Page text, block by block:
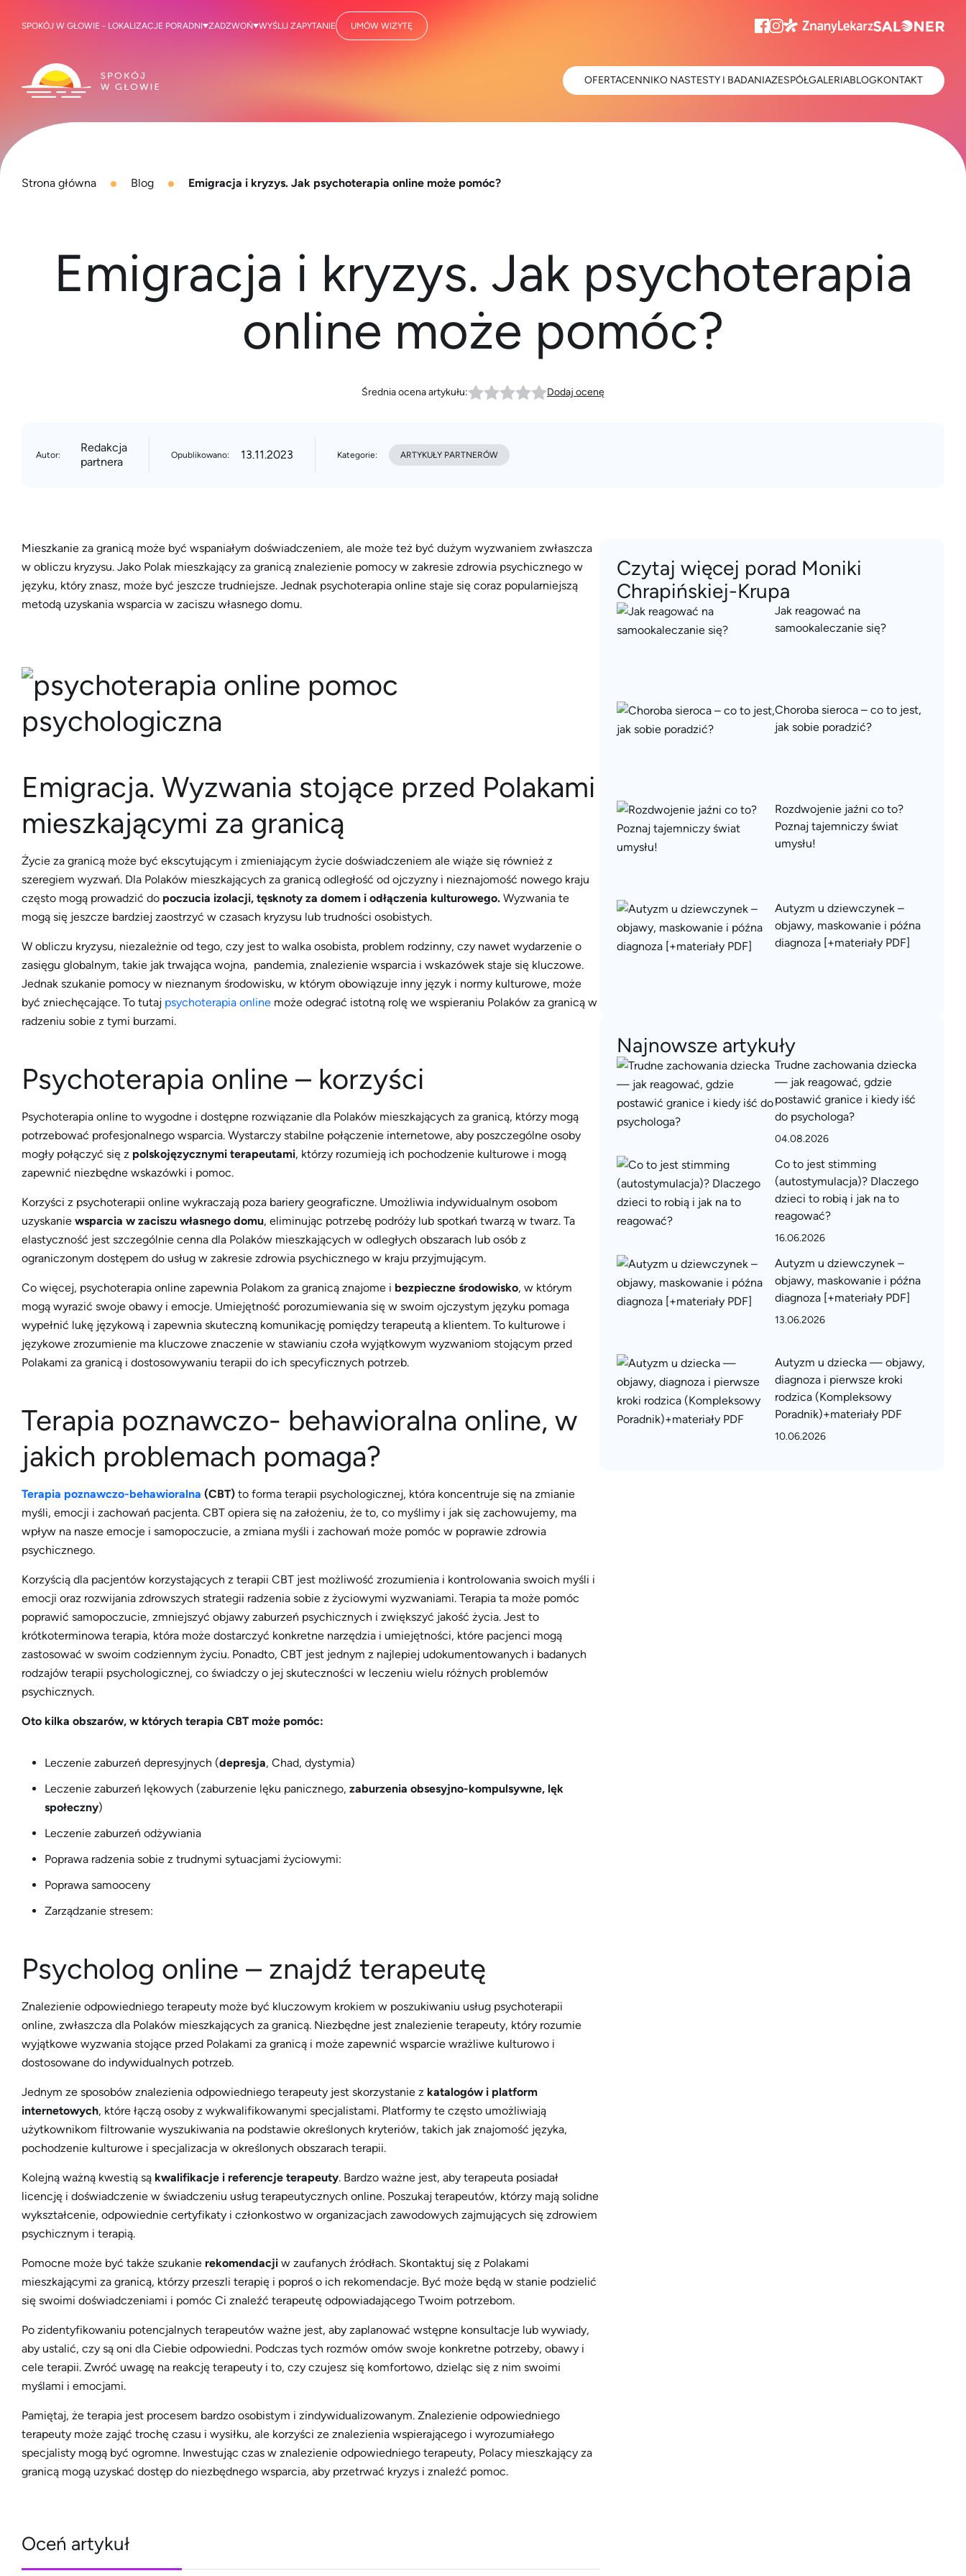
Strona główna Blog Emigracja i kryzys. Jak psychoterapia online może pomóc?
Emigracja i kryzys. Jak psychoterapia
online może pomóc?
Średnia ocena artykułu: Dodaj ocenę
Autor:
Redakcja
partnera
Opublikowano: 13.11.2023 Kategorie: ARTYKUŁY PARTNERÓW
Mieszkanie za granicą może być wspaniałym doświadczeniem, ale może też być dużym wyzwaniem zwłaszcza
w obliczu kryzysu. Jako Polak mieszkający za granicą znalezienie pomocy w zakresie zdrowia psychicznego w
języku, który znasz, może być jeszcze trudniejsze. Jednak psychoterapia online staje się coraz popularniejszą
metodą uzyskania wsparcia w zaciszu własnego domu.
Emigracja. Wyzwania stojące przed Polakami
mieszkającymi za granicą
Życie za granicą może być ekscytującym i zmieniającym życie doświadczeniem ale wiąże się również z
szeregiem wyzwań. Dla Polaków mieszkających za granicą odległość od ojczyzny i nieznajomość nowego kraju
często mogą prowadzić do poczucia izolacji, tęsknoty za domem i odłączenia kulturowego. Wyzwania te
mogą się jeszcze bardziej zaostrzyć w czasach kryzysu lub trudności osobistych.
W obliczu kryzysu, niezależnie od tego, czy jest to walka osobista, problem rodzinny, czy nawet wydarzenie o
zasięgu globalnym, takie jak trwająca wojna, pandemia, znalezienie wsparcia i wskazówek staje się kluczowe.
Jednak szukanie pomocy w nieznanym środowisku, w którym obowiązuje inny język i normy kulturowe, może
być zniechęcające. To tutaj psychoterapia online może odegrać istotną rolę we wspieraniu Polaków za granicą w
radzeniu sobie z tymi burzami.
Psychoterapia online – korzyści
Psychoterapia online to wygodne i dostępne rozwiązanie dla Polaków mieszkających za granicą, którzy mogą
potrzebować profesjonalnego wsparcia. Wystarczy stabilne połączenie internetowe, aby poszczególne osoby
mogły połączyć się z polskojęzycznymi terapeutami, którzy rozumieją ich pochodzenie kulturowe i mogą
zapewnić niezbędne wskazówki i pomoc.
Korzyści z psychoterapii online wykraczają poza bariery geograficzne. Umożliwia indywidualnym osobom
uzyskanie wsparcia w zaciszu własnego domu, eliminując potrzebę podróży lub spotkań twarzą w twarz. Ta
elastyczność jest szczególnie cenna dla Polaków mieszkających w odległych obszarach lub osób z
ograniczonym dostępem do usług w zakresie zdrowia psychicznego w kraju przyjmującym.
Co więcej, psychoterapia online zapewnia Polakom za granicą znajome i bezpieczne środowisko, w którym
mogą wyrazić swoje obawy i emocje. Umiejętność porozumiewania się w swoim ojczystym języku pomaga
wypełnić lukę językową i zapewnia skuteczną komunikację pomiędzy terapeutą a klientem. To kulturowe i
językowe zrozumienie ma kluczowe znaczenie w stawianiu czoła wyjątkowym wyzwaniom stojącym przed
Polakami za granicą i dostosowywaniu terapii do ich specyficznych potrzeb.
Terapia poznawczo- behawioralna online, w
jakich problemach pomaga?
Terapia poznawczo-behawioralna (CBT) to forma terapii psychologicznej, która koncentruje się na zmianie
myśli, emocji i zachowań pacjenta. CBT opiera się na założeniu, że to, co myślimy i jak się zachowujemy, ma
wpływ na nasze emocje i samopoczucie, a zmiana myśli i zachowań może pomóc w poprawie zdrowia
psychicznego.
Korzyścią dla pacjentów korzystających z terapii CBT jest możliwość zrozumienia i kontrolowania swoich myśli i
emocji oraz rozwijania zdrowszych strategii radzenia sobie z życiowymi wyzwaniami. Terapia ta może pomóc
poprawić samopoczucie, zmniejszyć objawy zaburzeń psychicznych i zwiększyć jakość życia. Jest to
krótkoterminowa terapia, która może dostarczyć konkretne narzędzia i umiejętności, które pacjenci mogą
zastosować w swoim codziennym życiu. Ponadto, CBT jest jednym z najlepiej udokumentowanych i badanych
rodzajów terapii psychologicznej, co świadczy o jej skuteczności w leczeniu wielu różnych problemów
psychicznych.
Oto kilka obszarów, w których terapia CBT może pomóc:
Leczenie zaburzeń depresyjnych (depresja, Chad, dystymia)
Leczenie zaburzeń lękowych (zaburzenie lęku panicznego, zaburzenia obsesyjno-kompulsywne, lęk
społeczny)
Leczenie zaburzeń odżywiania
Poprawa radzenia sobie z trudnymi sytuacjami życiowymi:
Poprawa samooceny
Zarządzanie stresem:
Psycholog online – znajdź terapeutę
Znalezienie odpowiedniego terapeuty może być kluczowym krokiem w poszukiwaniu usług psychoterapii
online, zwłaszcza dla Polaków mieszkających za granicą. Niezbędne jest znalezienie terapeuty, który rozumie
wyjątkowe wyzwania stojące przed Polakami za granicą i może zapewnić wsparcie wrażliwe kulturowo i
dostosowane do indywidualnych potrzeb.
Jednym ze sposobów znalezienia odpowiedniego terapeuty jest skorzystanie z katalogów i platform
internetowych, które łączą osoby z wykwalifikowanymi specjalistami. Platformy te często umożliwiają
użytkownikom filtrowanie wyszukiwania na podstawie określonych kryteriów, takich jak znajomość języka,
pochodzenie kulturowe i specjalizacja w określonych obszarach terapii.
Kolejną ważną kwestią są kwalifikacje i referencje terapeuty. Bardzo ważne jest, aby terapeuta posiadał
licencję i doświadczenie w świadczeniu usług terapeutycznych online. Poszukaj terapeutów, którzy mają solidne
wykształcenie, odpowiednie certyfikaty i członkostwo w organizacjach zawodowych zajmujących się zdrowiem
psychicznym i terapią.
Pomocne może być także szukanie rekomendacji w zaufanych źródłach. Skontaktuj się z Polakami
mieszkającymi za granicą, którzy przeszli terapię i poproś o ich rekomendacje. Być może będą w stanie podzielić
się swoimi doświadczeniami i pomóc Ci znaleźć terapeutę odpowiadającego Twoim potrzebom.
Po zidentyfikowaniu potencjalnych terapeutów ważne jest, aby zaplanować wstępne konsultacje lub wywiady,
aby ustalić, czy są oni dla Ciebie odpowiedni. Podczas tych rozmów omów swoje konkretne potrzeby, obawy i
cele terapii. Zwróć uwagę na reakcję terapeuty i to, czy czujesz się komfortowo, dzieląc się z nim swoimi
myślami i emocjami.
Pamiętaj, że terapia jest procesem bardzo osobistym i zindywidualizowanym. Znalezienie odpowiedniego
terapeuty może zająć trochę czasu i wysiłku, ale korzyści ze znalezienia wspierającego i wyrozumiałego
specjalisty mogą być ogromne. Inwestując czas w znalezienie odpowiedniego terapeuty, Polacy mieszkający za
granicą mogą uzyskać dostęp do niezbędnego wsparcia, aby przetrwać kryzys i znaleźć pomoc.
Oceń artykuł
Czytaj więcej porad Moniki
Chrapińskiej-Krupa
Jak reagować na
samookaleczanie się?
Choroba sieroca – co to jest,
jak sobie poradzić?
Rozdwojenie jaźni co to?
Poznaj tajemniczy świat
umysłu!
Autyzm u dziewczynek –
objawy, maskowanie i późna
diagnoza [+materiały PDF]
Najnowsze artykuły
Trudne zachowania dziecka
— jak reagować, gdzie
postawić granice i kiedy iść
do psychologa?
04.08.2026
Co to jest stimming
(autostymulacja)? Dlaczego
dzieci to robią i jak na to
reagować?
16.06.2026
Autyzm u dziewczynek –
objawy, maskowanie i późna
diagnoza [+materiały PDF]
13.06.2026
Autyzm u dziecka — objawy,
diagnoza i pierwsze kroki
rodzica (Kompleksowy
Poradnik)+materiały PDF
10.06.2026
SPOKÓJ W GŁOWIE - LOKALIZACJE PORADNI ZADZWOŃ WYŚLIJ ZAPYTANIE UMÓW WIZYTĘ
OFERTACENNIKO NASTESTY I BADANIAZESPÓŁGALERIABLOGKONTAKT